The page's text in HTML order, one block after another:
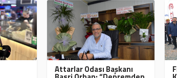
Attarlar Odası Başkanı